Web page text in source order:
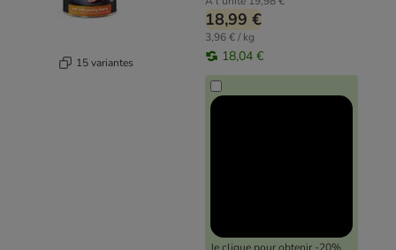
15 variantes
18,99 €
3,96 € / kg
18,04 €